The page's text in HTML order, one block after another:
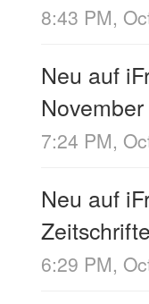
8:43 PM,
Neu auf
November
7:24 PM,
Neu auf
6:29 PM,